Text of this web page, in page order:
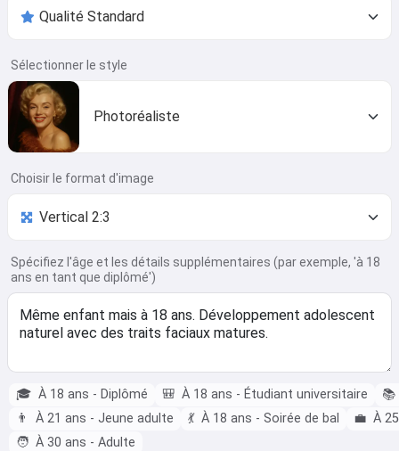
Sélectionner le style
Photoréaliste
Choisir le format d'image
Spécifiez l'âge et les détails supplémentaires (par exemple, 'à 18
ans en tant que diplômé')
🎓 À 18 ans - Diplômé 🎒 À 18 ans - Étudiant universitaire
📚
👨
À 21 ans - Jeune adulte 💃 À 18 ans - Soirée de bal 💼 À
🧑 À 30 ans - Adulte